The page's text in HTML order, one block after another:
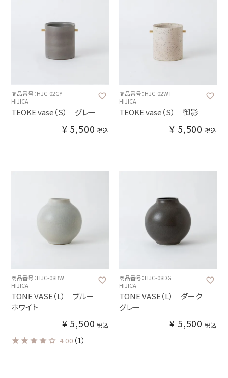
商品番号：HJC-02GY
HIJICA
TEOKE vase（S） グレー
¥ 5,500 税込
商品番号：HJC-02WT
HIJICA
TEOKE vase（S） 御影
¥ 5,500 税込
商品番号：HJC-08BW
HIJICA
TONE VASE（L） ブルー
ホワイト
¥ 5,500 税込
4.00 （1）
商品番号：HJC-08DG
HIJICA
TONE VASE（L） ダーク
グレー
¥ 5,500 税込